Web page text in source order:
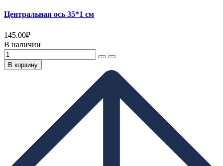
Центральная ось 35*1 см
145.00₽
В наличии
В корзину